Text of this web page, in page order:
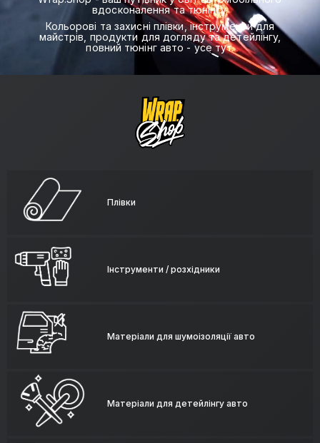
вдосконалення та тюнінгу.
Кольорові та захисні плівки, інструменти для
майстрів, продукти для догляду та детейлінгу,
повний тюнінг авто - усе тут.
Плівки
Інструменти / розхідники
Матеріали для шумоізоляції авто
Матеріали для детейлінгу авто